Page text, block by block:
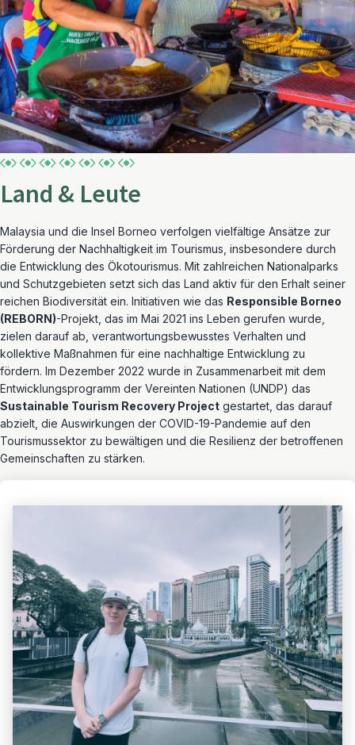
Land & Leute
Malaysia und die Insel Borneo verfolgen vielfältige Ansätze zur
Förderung der Nachhaltigkeit im Tourismus, insbesondere durch
die Entwicklung des Ökotourismus. Mit zahlreichen Nationalparks
und Schutzgebieten setzt sich das Land aktiv für den Erhalt seiner
reichen Biodiversität ein. Initiativen wie das Responsible Borneo
(REBORN)-Projekt, das im Mai 2021 ins Leben gerufen wurde,
zielen darauf ab, verantwortungsbewusstes Verhalten und
kollektive Maßnahmen für eine nachhaltige Entwicklung zu
fördern. Im Dezember 2022 wurde in Zusammenarbeit mit dem
Entwicklungsprogramm der Vereinten Nationen (UNDP) das
Sustainable Tourism Recovery Project gestartet, das darauf
abzielt, die Auswirkungen der COVID-19-Pandemie auf den
Tourismussektor zu bewältigen und die Resilienz der betroffenen
Gemeinschaften zu stärken.